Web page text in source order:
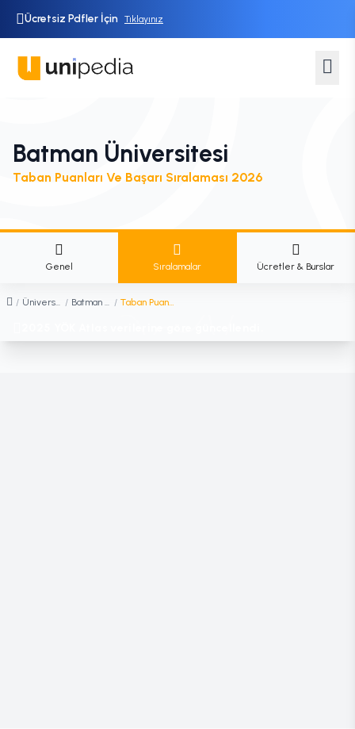
Ücretsiz Pdfler İçin Tıklayınız
Batman Üniversitesi
Taban Puanları Ve Başarı Sıralaması 2026
Genel Sıralamalar Ücretler & Burslar
/ Üniversiteler / Batman Üniversitesi / Taban Puanları ve Başarı Sıralaması